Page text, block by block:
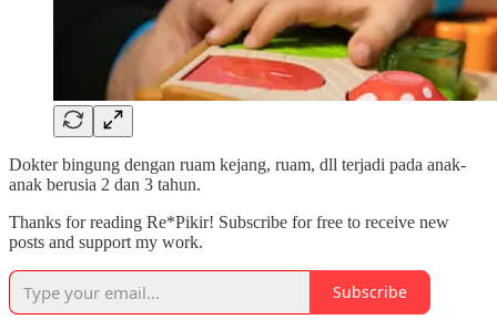
Dokter bingung dengan ruam kejang, ruam, dll terjadi pada anak-
anak berusia 2 dan 3 tahun.
Thanks for reading Re*Pikir! Subscribe for free to receive new
posts and support my work.
Subscribe